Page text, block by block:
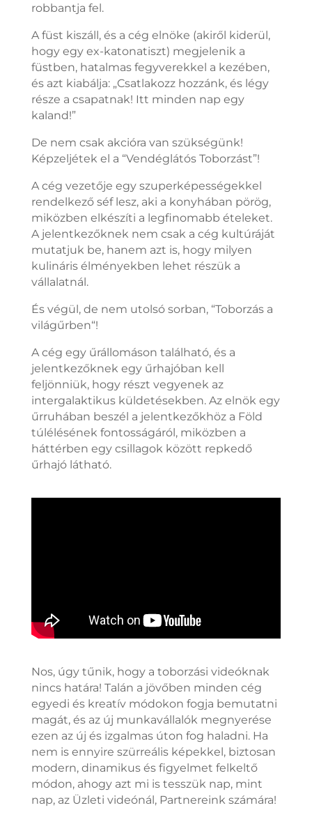
robbantja fel.
A füst kiszáll, és a cég elnöke (akiről kiderül,
hogy egy ex-katonatiszt) megjelenik a
füstben, hatalmas fegyverekkel a kezében,
és azt kiabálja: „Csatlakozz hozzánk, és légy
része a csapatnak! Itt minden nap egy
kaland!”
De nem csak akcióra van szükségünk!
Képzeljétek el a “Vendéglátós Toborzást”!
A cég vezetője egy szuperképességekkel
rendelkező séf lesz, aki a konyhában pörög,
miközben elkészíti a legfinomabb ételeket.
A jelentkezőknek nem csak a cég kultúráját
mutatjuk be, hanem azt is, hogy milyen
kulináris élményekben lehet részük a
vállalatnál.
És végül, de nem utolsó sorban, “Toborzás a
világűrben“!
A cég egy űrállomáson található, és a
jelentkezőknek egy űrhajóban kell
feljönniük, hogy részt vegyenek az
intergalaktikus küldetésekben. Az elnök egy
űrruhában beszél a jelentkezőkhöz a Föld
túlélésének fontosságáról, miközben a
háttérben egy csillagok között repkedő
űrhajó látható.
Nos, úgy tűnik, hogy a toborzási videóknak
nincs határa! Talán a jövőben minden cég
egyedi és kreatív módokon fogja bemutatni
magát, és az új munkavállalók megnyerése
ezen az új és izgalmas úton fog haladni. Ha
nem is ennyire szürreális képekkel, biztosan
modern, dinamikus és figyelmet felkeltő
módon, ahogy azt mi is tesszük nap, mint
nap, az Üzleti videónál, Partnereink számára!